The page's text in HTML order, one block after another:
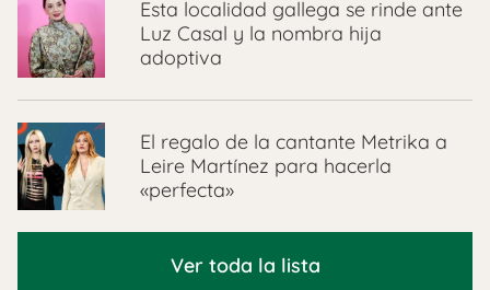
Esta localidad gallega se rinde ante
Luz Casal y la nombra hija
adoptiva
El regalo de la cantante Metrika a
Leire Martínez para hacerla
«perfecta»
Ver toda la lista